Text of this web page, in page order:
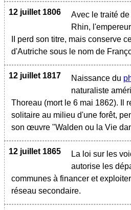
12 juillet 1806
Avec le traité
Rhin,
II perd son titre, mais conserve
d'Autriche sous le nom de
12 juillet 1817 Naissance du
naturaliste
Thoreau (mort le 6 mai 1862). Il
solitaire au milieu d'une forêt,
son œuvre "Walden ou la Vie
12 juillet 1865
La loi sur les
autorise les
communes à financer et
réseau secondaire.